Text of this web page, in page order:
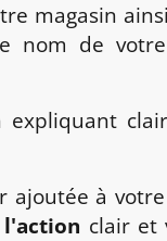
magasin
nom de
expliquant
ajoutée à
clair et